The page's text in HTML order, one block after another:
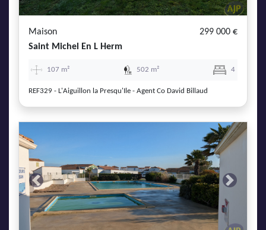
Maison
299 000 €
Saint Michel En L Herm
107 m² 502 m² 4
REF329 - L'Aiguillon la Presqu'Ile - Agent Co David Billaud
Previous Next